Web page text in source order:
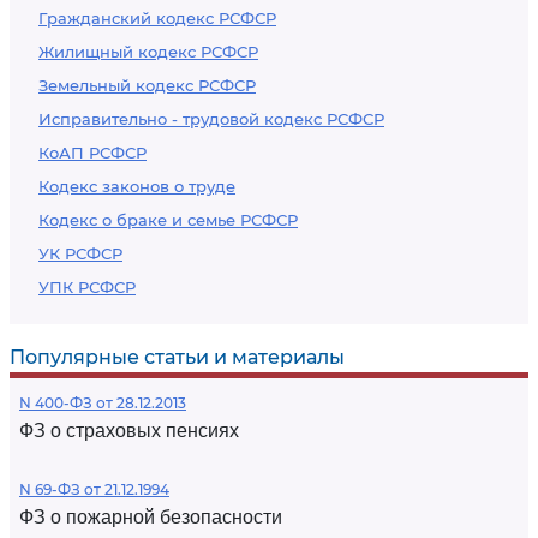
Гражданский кодекс РСФСР
Жилищный кодекс РСФСР
Земельный кодекс РСФСР
Исправительно - трудовой кодекс РСФСР
КоАП РСФСР
Кодекс законов о труде
Кодекс о браке и семье РСФСР
УК РСФСР
УПК РСФСР
Популярные статьи и материалы
N 400-ФЗ от 28.12.2013
ФЗ о страховых пенсиях
N 69-ФЗ от 21.12.1994
ФЗ о пожарной безопасности